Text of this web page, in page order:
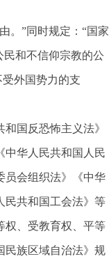
。”同时规定：“国家
和不信仰宗教的公
外国势力的支
国反恐怖主义法》
中华人民共和国人民
员会组织法》《中华
民共和国工会法》等
权、受教育权、平等
民族区域自治法》规